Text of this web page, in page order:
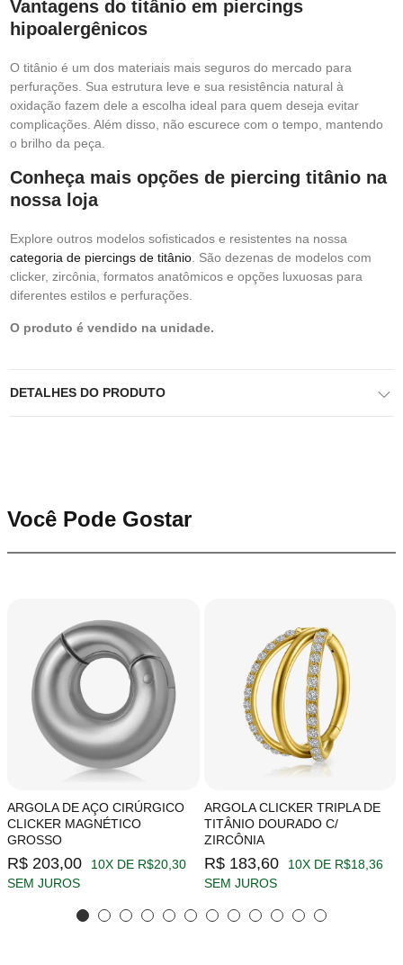
Vantagens do titânio em piercings
hipoalergênicos
O titânio é um dos materiais mais seguros do mercado para
perfurações. Sua estrutura leve e sua resistência natural à
oxidação fazem dele a escolha ideal para quem deseja evitar
complicações. Além disso, não escurece com o tempo, mantendo
o brilho da peça.
Conheça mais opções de piercing titânio na
nossa loja
Explore outros modelos sofisticados e resistentes na nossa
categoria de piercings de titânio . São dezenas de modelos com
clicker, zircônia, formatos anatômicos e opções luxuosas para
diferentes estilos e perfurações.
O produto é vendido na unidade.
DETALHES DO PRODUTO
Você Pode Gostar
ARGOLA DE AÇO CIRÚRGICO
CLICKER MAGNÉTICO
GROSSO
R$ 203,00
10X DE R$20,30
SEM JUROS
ARGOLA CLICKER TRIPLA DE
TITÂNIO DOURADO C/
ZIRCÔNIA
R$ 183,60
10X DE R$18,36
SEM JUROS